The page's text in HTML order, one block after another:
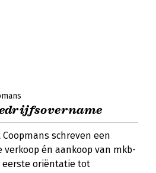
schreven een
verkoop én aankoop van mkb-
eerste oriëntatie tot